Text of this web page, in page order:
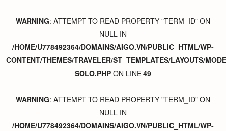
WARNING: ATTEMPT TO READ PROPERTY "TERM_ID" ON
NULL IN
/HOME/U778492364/DOMAINS/AIGO.VN/PUBLIC_HTML/WP-
CONTENT/THEMES/TRAVELER/ST_TEMPLATES/LAYOUTS/
SOLO.PHP ON LINE 49
WARNING: ATTEMPT TO READ PROPERTY "TERM_ID" ON
NULL IN
/HOME/U778492364/DOMAINS/AIGO.VN/PUBLIC_HTML/WP-